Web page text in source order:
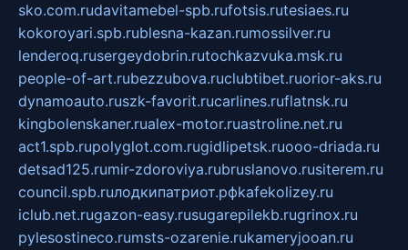
sko.com.rudavitamebel-spb.rufotsis.rutesiaes.ru
kokoroyari.spb.rublesna-kazan.rumossilver.ru
lenderoq.rusergeydobrin.rutochkazvuka.msk.ru
people-of-art.rubezzubova.ruclubtibet.ruorior-aks.ru
dynamoauto.ruszk-favorit.rucarlines.ruflatnsk.ru
kingbolenskaner.rualex-motor.ruastroline.net.ru
act1.spb.rupolyglot.com.rugidlipetsk.ruooo-driada.ru
detsad125.rumir-zdoroviya.rubruslanovo.rusiterem.ru
council.spb.ruлодкипатриот.рфkafekolizey.ru
iclub.net.rugazon-easy.rusugarepilekb.rugrinox.ru
pylesostineco.rumsts-ozarenie.rukameryjooan.ru